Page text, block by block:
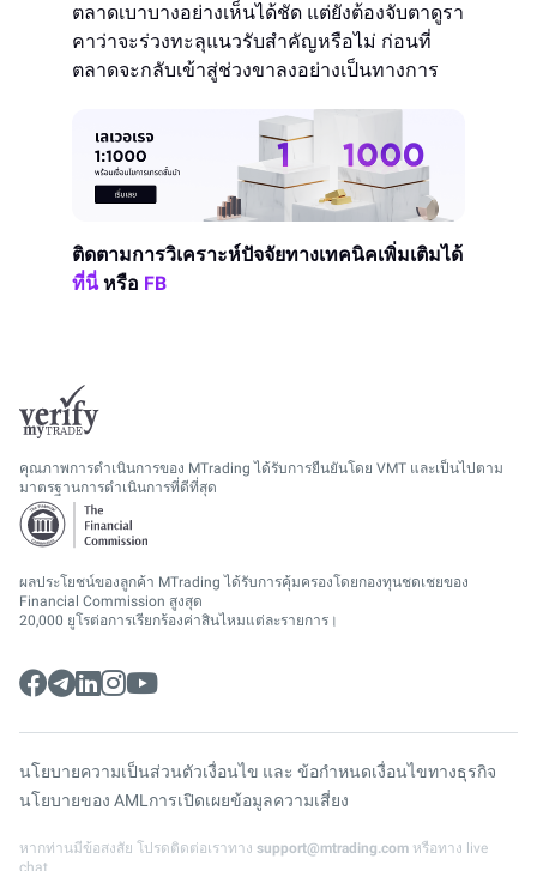
ตลาดเบาบางอย่างเห็นได้ชัด แต่ยังต้องจับตาดูรา
คาว่าจะร่วงทะลุแนวรับสำคัญหรือไม่ ก่อนที่
ตลาดจะกลับเข้าสู่ช่วงขาลงอย่างเป็นทางการ
ติดตามการวิเคราะห์ปัจจัยทางเทคนิคเพิ่มเติมได้
ที่นี่หรือ FB
คุณภาพการดำเนินการของ MTrading ได้รับการยืนยันโดย VMT และเป็นไปตาม
มาตรฐานการดำเนินการที่ดีที่สุด
ผลประโยชน์ของลูกค้า MTrading ได้รับการคุ้มครองโดยกองทุนชดเชยของ
Financial Commission สูงสุด
20,000 ยูโรต่อการเรียกร้องค่าสินไหมแต่ละรายการ।
นโยบายความเป็นส่วนตัวเงื่อนไข และ ข้อกำหนดเงื่อนไขทางธุรกิจ
นโยบายของ AML การเปิดเผยข้อมูลความเสี่ยง
หากท่านมีข้อสงสัย โปรดติดต่อเราทาง support@mtrading.com หรือทาง live
chat